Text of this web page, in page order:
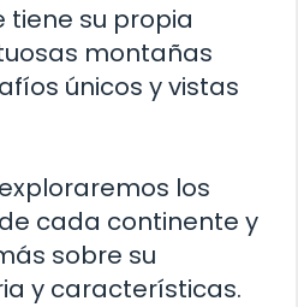
su propia
montañas
únicos y vistas
los
cada continente y
sobre su
y características.